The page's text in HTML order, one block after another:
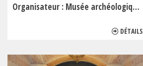
Organisateur : Musée archéologique d'Argentomagus
DÉTAILS